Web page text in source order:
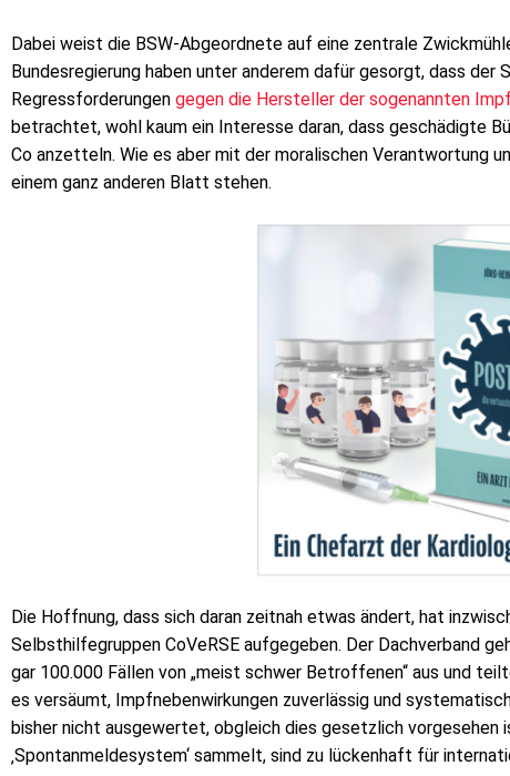
Dabei weist die BSW-Abgeordnete auf eine zentrale
Bundesregierung haben unter anderem dafür gesorgt, dass
Regressforderungen gegen die Hersteller der sogenannten
betrachtet, wohl kaum ein Interesse daran, dass geschädigte
Co anzetteln. Wie es aber mit der moralischen Verantwortung
einem ganz anderen Blatt stehen.
Die Hoffnung, dass sich daran zeitnah etwas ändert, hat
Selbsthilfegruppen CoVeRSE aufgegeben. Der Dachverband
gar 100.000 Fällen von „meist schwer Betroffenen“ aus und
es versäumt, Impfnebenwirkungen zuverlässig und
bisher nicht ausgewertet, obgleich dies gesetzlich vorgesehen
‚Spontanmeldesystem‘ sammelt, sind zu lückenhaft für